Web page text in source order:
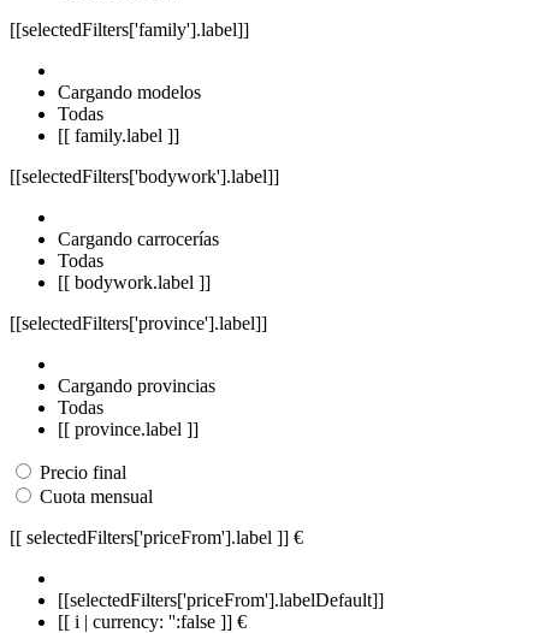
[[selectedFilters['family'].label]]
Cargando modelos
Todas
[[ family.label ]]
[[selectedFilters['bodywork'].label]]
Cargando carrocerías
Todas
[[ bodywork.label ]]
[[selectedFilters['province'].label]]
Cargando provincias
Todas
[[ province.label ]]
Precio final
Cuota mensual
[[ selectedFilters['priceFrom'].label ]] €
[[selectedFilters['priceFrom'].labelDefault]]
[[ i | currency: '':false ]] €